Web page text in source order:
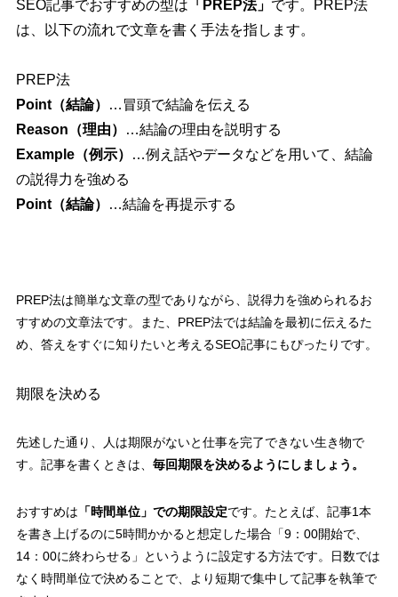
SEO記事でおすすめの型は 「PREP法」 です。PREP法
は、以下の流れで文章を書く手法を指します。
PREP法
Point（結論）
…冒頭で結論を伝える
Reason（理由）
…結論の理由を説明する
Example（例示）
…例え話やデータなどを用いて、結論
の説得力を強める
Point（結論）
…結論を再提示する
PREP法は簡単な文章の型でありながら、説得力を強められるお
すすめの文章法です。また、PREP法では結論を最初に伝えるた
め、答えをすぐに知りたいと考えるSEO記事にもぴったりです。
期限を決める
先述した通り、人は期限がないと仕事を完了できない生き物で
す。記事を書くときは、 毎回期限を決めるようにしましょう。
おすすめは 「時間単位」での期限設定です。たとえば、記事1本
を書き上げるのに5時間かかると想定した場合「9：00開始で、
14：00に終わらせる」というように設定する方法です。日数では
なく時間単位で決めることで、より短期で集中して記事を執筆で